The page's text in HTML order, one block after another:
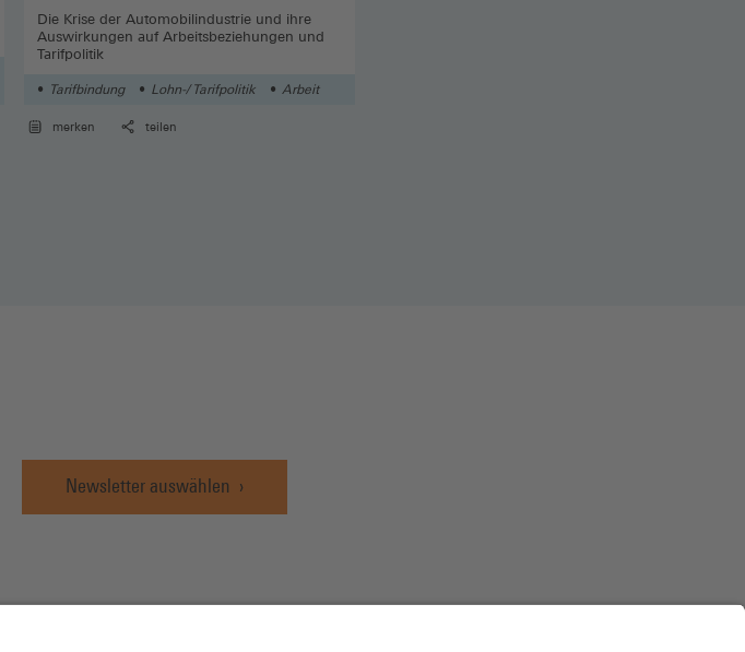
Die Krise der Automobilindustrie und ihre
Auswirkungen auf Arbeitsbeziehungen und
Tarifpolitik
Tarifbindung Lohn-/ Tarifpolitik Arbeit
merken teilen
Newsletter auswählen